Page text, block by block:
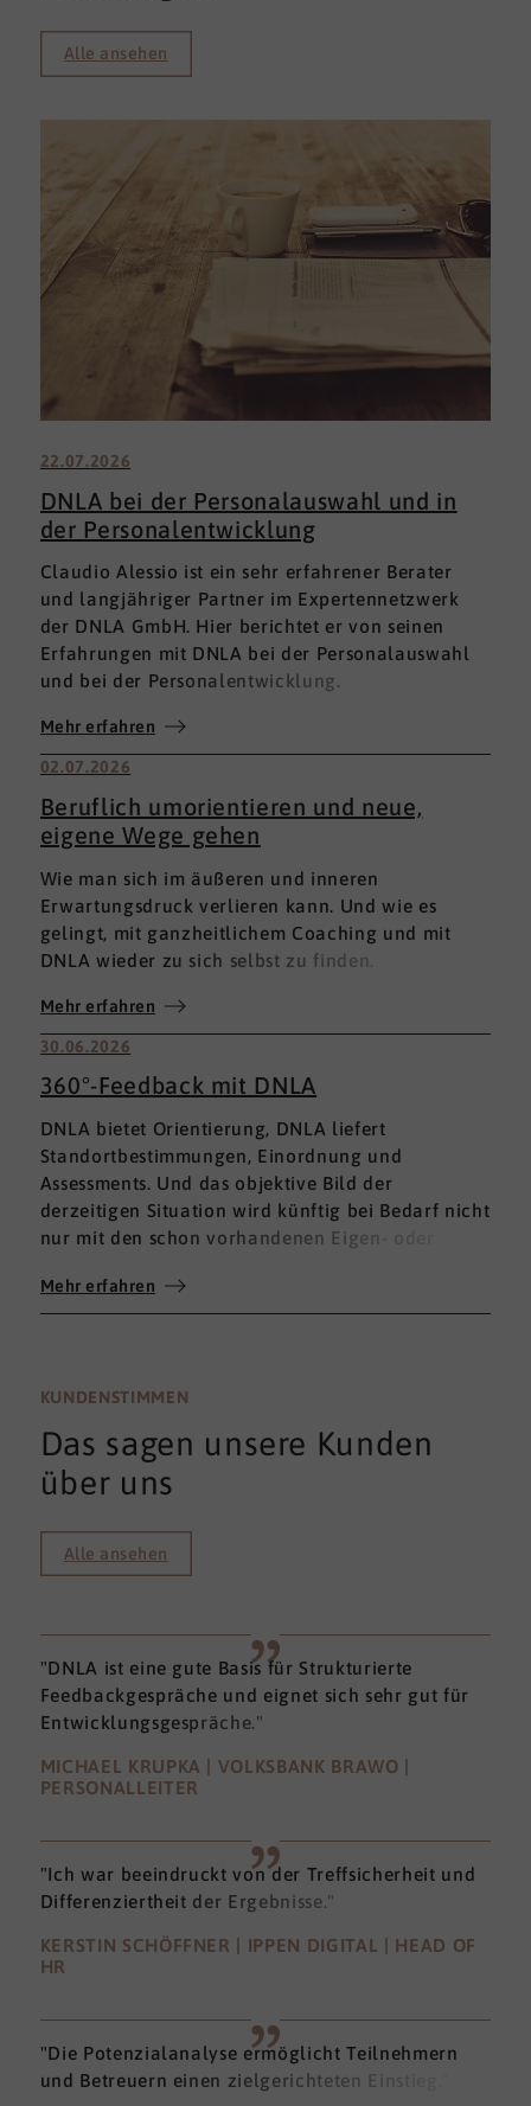
Alle ansehen
22.07.2026
DNLA bei der Personalauswahl und in
der Personalentwicklung
Claudio Alessio ist ein sehr erfahrener Berater
und langjähriger Partner im Expertennetzwerk
der DNLA GmbH. Hier berichtet er von seinen
Erfahrungen mit DNLA bei der Personalauswahl
und bei der Personalentwicklung.
Mehr erfahren
02.07.2026
Beruflich umorientieren und neue,
eigene Wege gehen
Wie man sich im äußeren und inneren
Erwartungsdruck verlieren kann. Und wie es
gelingt, mit ganzheitlichem Coaching und mit
DNLA wieder zu sich selbst zu finden.
Mehr erfahren
30.06.2026
360°-Feedback mit DNLA
DNLA bietet Orientierung, DNLA liefert
Standortbestimmungen, Einordnung und
Assessments. Und das objektive Bild der
derzeitigen Situation wird künftig bei Bedarf nicht
nur mit den schon vorhandenen Eigen- oder
umfassenden 360°-Feedback.
Mehr erfahren
KUNDENSTIMMEN
Das sagen unsere Kunden
über uns
Alle ansehen
"DNLA ist eine gute Basis für Strukturierte
Feedbackgespräche und eignet sich sehr gut für
Entwicklungsgespräche."
MICHAEL KRUPKA | VOLKSBANK BRAWO |
PERSONALLEITER
"Ich war beeindruckt von der Treffsicherheit und
Differenziertheit der Ergebnisse."
KERSTIN SCHÖFFNER | IPPEN DIGITAL | HEAD OF
HR
"Die Potenzialanalyse ermöglicht Teilnehmern
und Betreuern einen zielgerichteten Einstieg."